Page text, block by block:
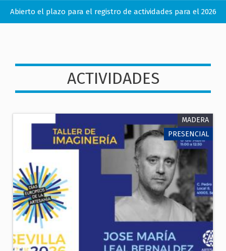
Abierto el plazo para el registro de actividades para el 2026
ACTIVIDADES
MADERA
PRESENCIAL